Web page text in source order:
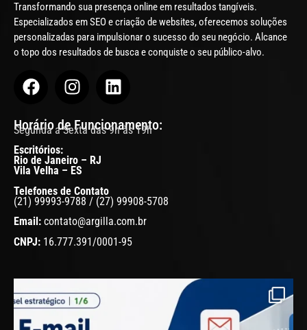
Transformando sua presença online em resultados tangíveis.
Especializados em SEO e criação de websites, oferecemos soluções
personalizadas para impulsionar o sucesso do seu negócio. Alcance
o topo dos resultados de busca e conquiste o seu público-alvo.
Horário de Funcionamento:
Segunda a Sexta das 9h às 19h
Escritórios:
Rio de Janeiro – RJ
Vila Velha – ES
Telefones de Contato
(21) 99993-9788 / (27) 99908-5708
Email: contato@argilla.com.br
CNPJ: 16.777.391/0001-95